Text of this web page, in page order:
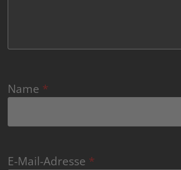
Name *
E-Mail-Adresse *